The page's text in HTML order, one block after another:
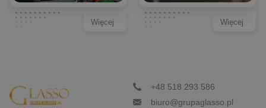
Więcej Więcej
+48 518 293 586
biuro@grupaglasso.pl